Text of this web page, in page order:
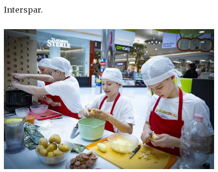
Interspar.